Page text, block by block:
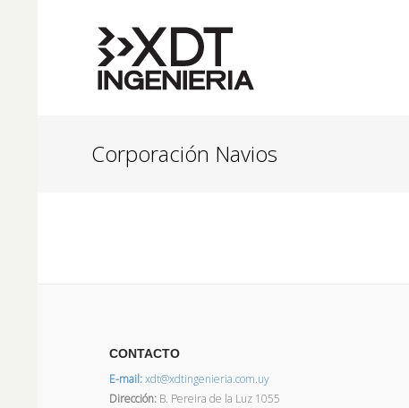
Corporación Navios
CONTACTO
E-mail:xdt@xdtingenieria.com.uy
Dirección: B. Pereira de la Luz 1055